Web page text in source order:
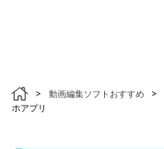
> 動画編集ソフトおすすめ >
ホアプリ